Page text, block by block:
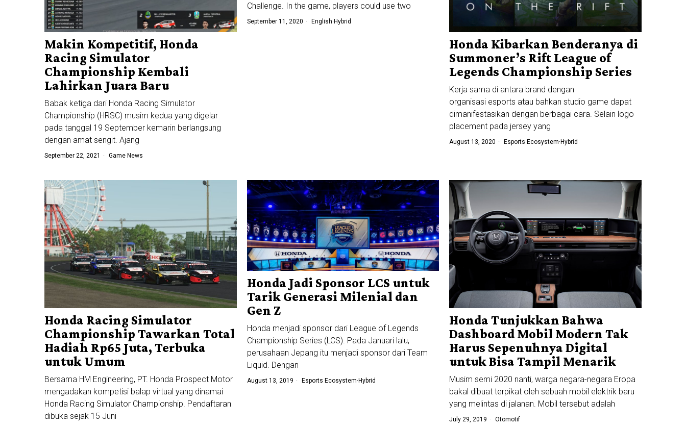
Makin Kompetitif, Honda
Racing Simulator
Championship Kembali
Lahirkan Juara Baru
Babak ketiga dari Honda Racing Simulator
Championship (HRSC) musim kedua yang digelar
pada tanggal 19 September kemarin berlangsung
dengan amat sengit. Ajang
September 22, 2021 Game News
Challenge. In the game, players could use two
September 11, 2020 English·Hybrid
Honda Kibarkan Benderanya di
Summoner’s Rift League of
Legends Championship Series
Kerja sama di antara brand dengan
organisasi esports atau bahkan studio game dapat
dimanifestasikan dengan berbagai cara. Selain logo
placement pada jersey yang
August 13, 2020 Esports Ecosystem·Hybrid
Honda Racing Simulator
Championship Tawarkan Total
Hadiah Rp65 Juta, Terbuka
untuk Umum
Bersama HM Engineering, PT. Honda Prospect Motor
mengadakan kompetisi balap virtual yang dinamai
Honda Racing Simulator Championship. Pendaftaran
dibuka sejak 15 Juni
Honda Jadi Sponsor LCS untuk
Tarik Generasi Milenial dan
Gen Z
Honda menjadi sponsor dari League of Legends
Championship Series (LCS). Pada Januari lalu,
perusahaan Jepang itu menjadi sponsor dari Team
Liquid. Dengan
August 13, 2019 Esports Ecosystem·Hybrid
Honda Tunjukkan Bahwa
Dashboard Mobil Modern Tak
Harus Sepenuhnya Digital
untuk Bisa Tampil Menarik
Musim semi 2020 nanti, warga negara-negara Eropa
bakal dibuat terpikat oleh sebuah mobil elektrik baru
yang melintas di jalanan. Mobil tersebut adalah
July 29, 2019 Otomotif